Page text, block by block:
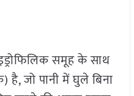
समूह के साथ
है, जो पानी में घुले बिना